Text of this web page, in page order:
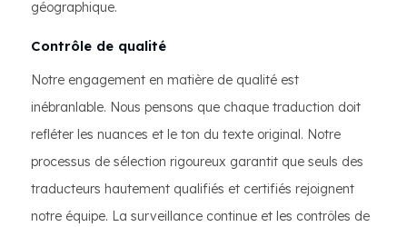
géographique.
Contrôle de qualité
Notre engagement en matière de qualité est
inébranlable. Nous pensons que chaque traduction doit
refléter les nuances et le ton du texte original. Notre
processus de sélection rigoureux garantit que seuls des
traducteurs hautement qualifiés et certifiés rejoignent
notre équipe. La surveillance continue et les contrôles de